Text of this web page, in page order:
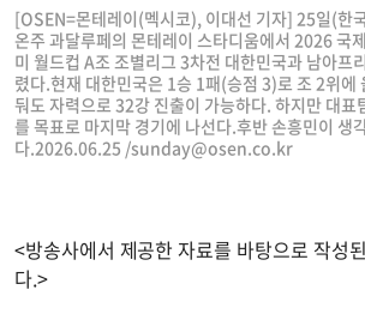
[OSEN=몬테레이(멕시코), 이대선 기자] 25일(한
온주 과달루페의 몬테레이 스타디움에서 2026 국
미 월드컵 A조 조별리그 3차전 대한민국과 남아프
렸다.현재 대한민국은 1승 1패(승점 3)로 조 2위에
둬도 자력으로 32강 진출이 가능하다. 하지만 대표
를 목표로 마지막 경기에 나선다.후반 손흥민이 생
다.2026.06.25 /sunday@osen.co.kr
<방송사에서 제공한 자료를 바탕으로 작성
다.>